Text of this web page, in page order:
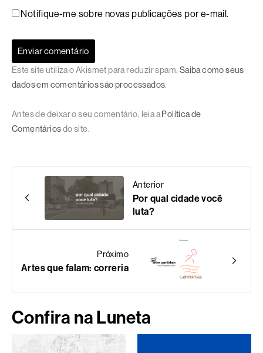
Notifique-me sobre novas publicações por e-mail.
Este site utiliza o Akismet para reduzir spam. Saiba como seus
dados em comentários são processados.
Antes de deixar o seu comentário, leia a Política de
Comentáriosdo site.
Anterior
Por qual cidade você
luta?
Próximo
Artes que falam: correria
Confira na Luneta